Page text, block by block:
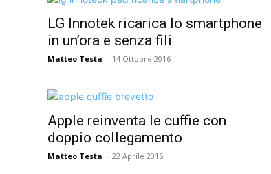
LG Innotek ricarica lo smartphone
in un’ora e senza fili
Matteo Testa - 14 Ottobre 2016
Apple reinventa le cuffie con
doppio collegamento
Matteo Testa - 22 Aprile 2016